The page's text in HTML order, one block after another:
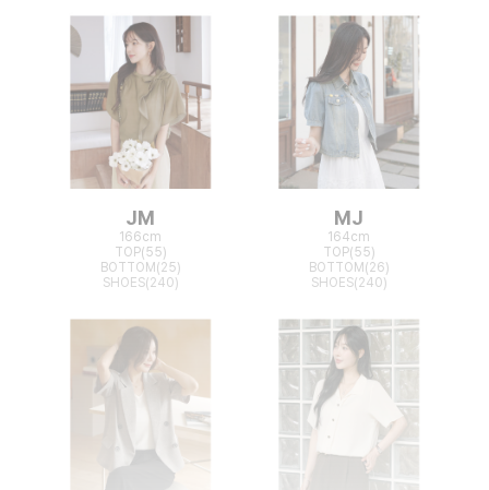
JM
166cm
TOP(55)
BOTTOM(25)
SHOES(240)
MJ
164cm
TOP(55)
BOTTOM(26)
SHOES(240)